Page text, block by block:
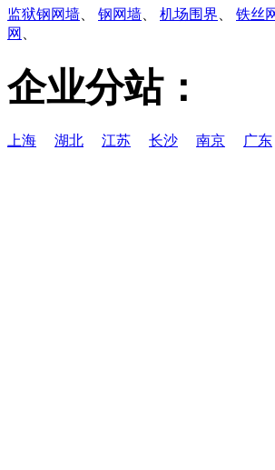
监狱钢网墙 钢网墙 机场围界 铁丝
网
企业分站：
上海 湖北 江苏 长沙 南京 广东